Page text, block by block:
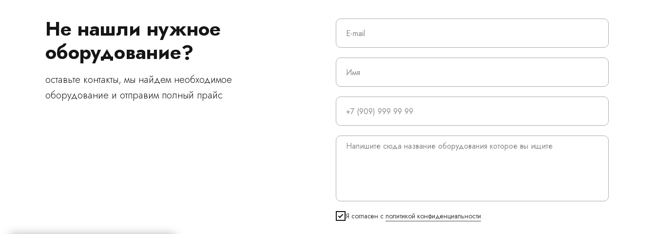
Не нашли нужное
оборудование?
оставьте контакты, мы найдем необходимое
оборудование и отправим полный прайс
Я согласен с политикой конфиденциальности